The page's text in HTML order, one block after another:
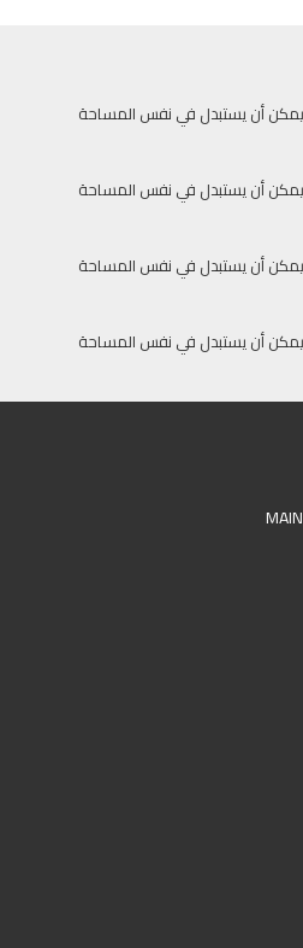
أن يستبدل في نفس المساحة
أن يستبدل في نفس المساحة
أن يستبدل في نفس المساحة
أن يستبدل في نفس المساحة